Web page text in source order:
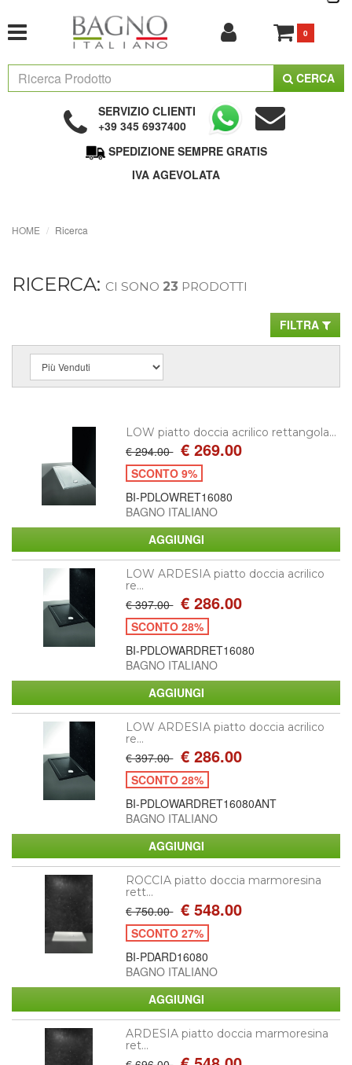
0
CERCA
SERVIZIO CLIENTI
+39 345 6937400
SPEDIZIONE SEMPRE GRATIS
IVA AGEVOLATA
HOME Ricerca
RICERCA: CI SONO 23 PRODOTTI
FILTRA
LOW piatto doccia acrilico rettangola...
€ 294.00 € 269.00
SCONTO 9%
BI-PDLOWRET16080
BAGNO ITALIANO
LOW ARDESIA piatto doccia acrilico
re...
€ 397.00 € 286.00
SCONTO 28%
BI-PDLOWARDRET16080
BAGNO ITALIANO
LOW ARDESIA piatto doccia acrilico
re...
€ 397.00 € 286.00
SCONTO 28%
BI-PDLOWARDRET16080ANT
BAGNO ITALIANO
ROCCIA piatto doccia marmoresina
rett...
€ 750.00 € 548.00
SCONTO 27%
BI-PDARD16080
BAGNO ITALIANO
ARDESIA piatto doccia marmoresina
ret...